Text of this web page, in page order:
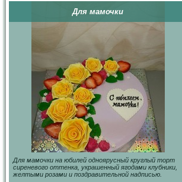
Для мамочки
Для мамочки на юбилей одноярусный круглый торт
сиреневого оттенка, украшенный ягодами клубники,
желтыми розами и поздравительной надписью.